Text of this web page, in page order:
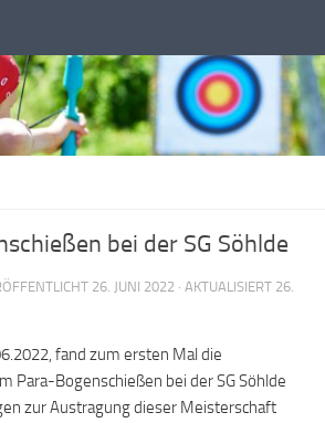
bei der SG Söhlde
26. JUNI 2022 · AKTUALISIERT 26.
fand zum ersten Mal die
Para-Bogenschießen bei der SG Söhlde
zur Austragung dieser Meisterschaft